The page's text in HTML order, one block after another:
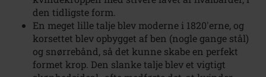
den tidligste form.
En meget lille talje blev moderne i 1820'erne, og
korsettet blev opbygget af ben (nogle gange stål)
og snørrebånd, så det kunne skabe en perfekt
formet krop. Den slanke talje blev et vigtigt